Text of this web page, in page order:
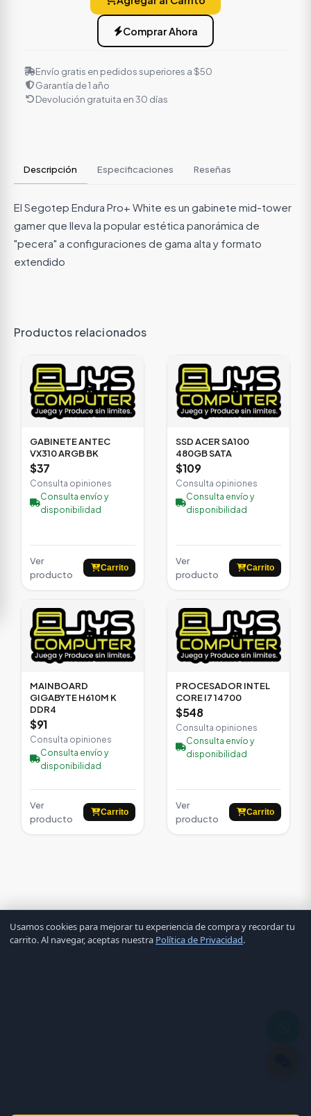
Comprar Ahora
Envío gratis en pedidos superiores a $50
Garantía de 1 año
Devolución gratuita en 30 días
Descripción Especificaciones Reseñas
El Segotep Endura Pro+ White es un gabinete mid-tower
gamer que lleva la popular estética panorámica de
"pecera" a configuraciones de gama alta y formato
extendido
Productos relacionados
GABINETE ANTEC
VX310 ARGB BK
$37
Consulta opiniones
Consulta envío y
disponibilidad
Ver
producto
Carrito
SSD ACER SA100
480GB SATA
$109
Consulta opiniones
Consulta envío y
disponibilidad
Ver
producto
Carrito
MAINBOARD
GIGABYTE H610M K
DDR4
$91
Consulta opiniones
Consulta envío y
disponibilidad
Ver
producto
Carrito
PROCESADOR INTEL
CORE I7 14700
$548
Consulta opiniones
Consulta envío y
disponibilidad
Ver
producto
Carrito
Usamos cookies para mejorar tu experiencia de compra y recordar tu
carrito. Al navegar, aceptas nuestra Política de Privacidad.